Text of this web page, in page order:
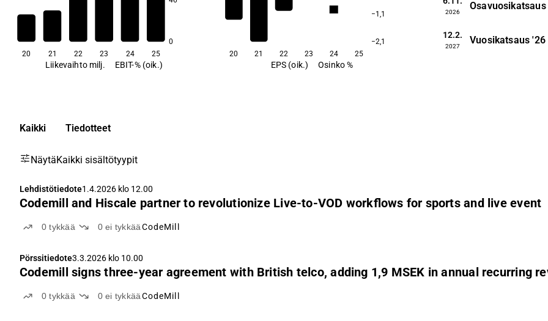
0
20 21 22 23 24 25
Liikevaihto milj. EBIT-% (oik.)
−1,1
−2,1
20 21 22 23 24 25
EPS (oik.) Osinko %
2026
Osavuosikatsaus
12.2.
2027
Vuosikatsaus '26
Kaikki Tiedotteet
NäytäKaikki sisältötyypit
Lehdistötiedote1.4.2026 klo 12.00
Codemill and Hiscale partner to revolutionize Live-to-VOD workflows for sports and live event
0tykkää 0ei tykkääCodeMill
Pörssitiedote3.3.2026 klo 10.00
Codemill signs three-year agreement with British telco, adding 1,9 MSEK in annual recurring
0tykkää 0ei tykkääCodeMill